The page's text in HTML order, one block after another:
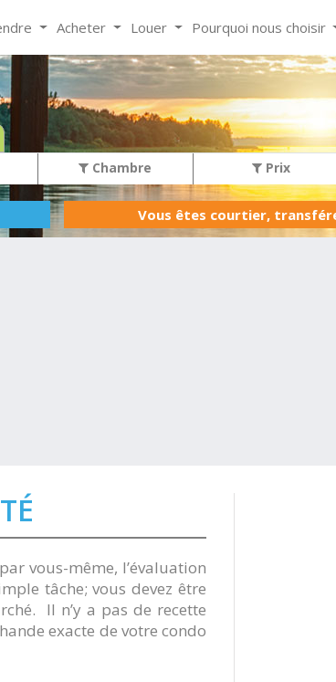
Acheter Louer Pourquoi nous choisir
Chambre
Prix
Vous êtes courtier,
vous-même, l’évaluation
tâche; vous devez être
Il n’y a pas de recette
exacte de votre condo